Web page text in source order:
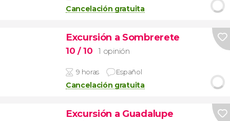
Cancelación gratuita
Excursión a Sombrerete
10 / 10 1 opinión
9 horas Español
Cancelación gratuita
Excursión a Guadalupe